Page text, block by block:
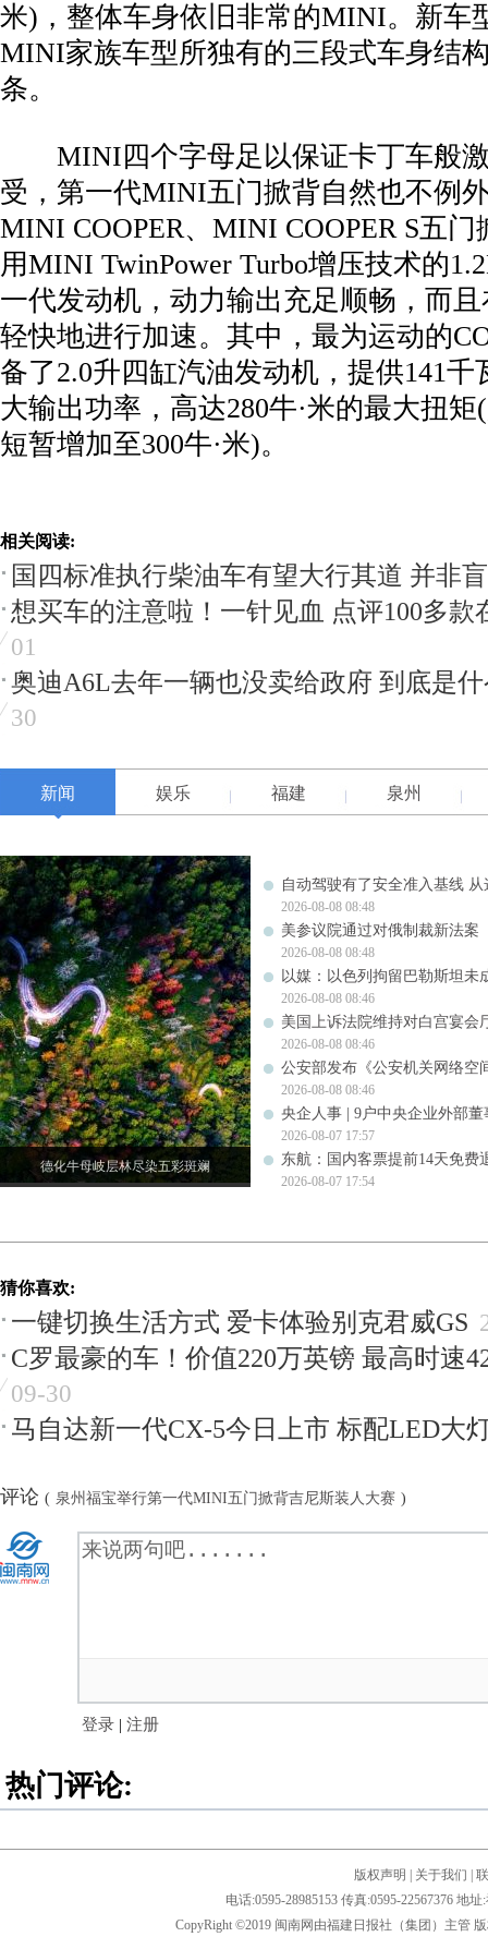
米)，整体车身依旧非常的MINI。新车
MINI家族车型所独有的三段式车身结
条。
MINI四个字母足以保证卡丁车般激
受，第一代MINI五门掀背自然也不例
MINI COOPER、MINI COOPER S五
用MINI TwinPower Turbo增压技术的
一代发动机，动力输出充足顺畅，而
轻快地进行加速。其中，最为运动的
备了2.0升四缸汽油发动机，提供141千
大输出功率，高达280牛·米的最大扭
短暂增加至300牛·米)。
相关阅读:
国四标准执行柴油车有望大行其道 并非
想买车的注意啦！一针见血 点评100多款
01
奥迪A6L去年一辆也没卖给政府 到底是
30
新闻 娱乐 福建 泉州
德化牛母岐层林尽染五彩斑斓
自动驾驶有了安全准入基线
2026-08-08 08:48
美参议院通过对俄制裁新法案
2026-08-08 08:48
以媒：以色列拘留巴勒斯坦未
2026-08-08 08:46
美国上诉法院维持对白宫宴会
2026-08-08 08:46
公安部发布《公安机关网络空
2026-08-08 08:46
央企人事 | 9户中央企业外部
2026-08-07 17:57
东航：国内客票提前14天免费
2026-08-07 17:54
猜你喜欢:
一键切换生活方式 爱卡体验别克君威GS
C罗最豪的车！价值220万英镑 最高时速
09-30
马自达新一代CX-5今日上市 标配LED大
评论 ( 泉州福宝举行第一代MINI五门掀背吉尼斯装人大赛 )
登录 | 注册
热门评论:
版权声明 关于我们
电话:0595-28985153 传真:0595-22567376 地
CopyRight ©2019 闽南网由福建日报社（集团）主管